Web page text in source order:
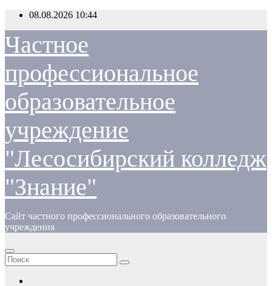
Перейти
содержимому
08.08.2026 10:44
Частное
профессиональное
образовательное
учреждение
"Лесосибирский колледж
"Знание"
Сайт частного профессионального образовательного
учреждения